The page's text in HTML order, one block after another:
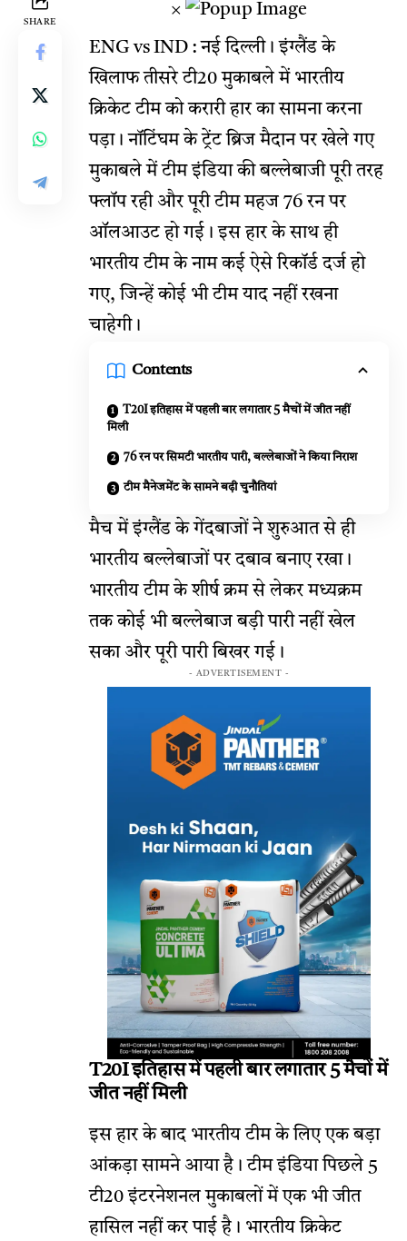
SHARE
×
ENG vs IND : नई दिल्ली। इंग्लैंड के
खिलाफ तीसरे टी20 मुकाबले में भारतीय
क्रिकेट टीम को करारी हार का सामना करना
पड़ा। नॉटिंघम के ट्रेंट ब्रिज मैदान पर खेले गए
मुकाबले में टीम इंडिया की बल्लेबाजी पूरी तरह
फ्लॉप रही और पूरी टीम महज 76 रन पर
ऑलआउट हो गई। इस हार के साथ ही
भारतीय टीम के नाम कई ऐसे रिकॉर्ड दर्ज हो
गए, जिन्हें कोई भी टीम याद नहीं रखना
चाहेगी।
Contents
T20I इतिहास में पहली बार लगातार 5 मैचों में जीत नहीं
मिली
76 रन पर सिमटी भारतीय पारी, बल्लेबाजों ने किया निराश
टीम मैनेजमेंट के सामने बढ़ी चुनौतियां
मैच में इंग्लैंड के गेंदबाजों ने शुरुआत से ही
भारतीय बल्लेबाजों पर दबाव बनाए रखा।
भारतीय टीम के शीर्ष क्रम से लेकर मध्यक्रम
तक कोई भी बल्लेबाज बड़ी पारी नहीं खेल
सका और पूरी पारी बिखर गई।
- ADVERTISEMENT -
T20I इतिहास में पहली बार लगातार 5 मैचों में
जीत नहीं मिली
इस हार के बाद भारतीय टीम के लिए एक बड़ा
आंकड़ा सामने आया है। टीम इंडिया पिछले 5
टी20 इंटरनेशनल मुकाबलों में एक भी जीत
हासिल नहीं कर पाई है। भारतीय क्रिकेट